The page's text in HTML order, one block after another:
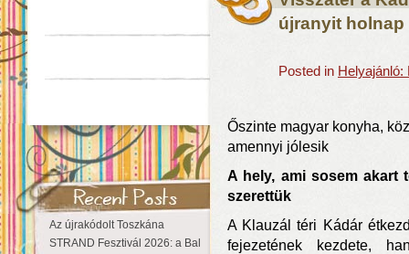
Az újrakódolt Toszkána
STRAND Fesztivál 2026: a Balaton partján a nyár még tart!
újranyit holnap
Posted in
Őszinte magyar konyha,
amennyi jólesik
A hely, ami sosem akart
szerettük
A Klauzál téri Kádár
fejezetének kezdete,